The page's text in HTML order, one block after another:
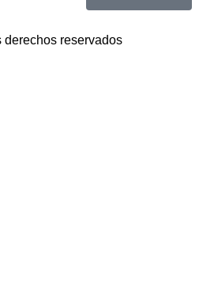
derechos reservados